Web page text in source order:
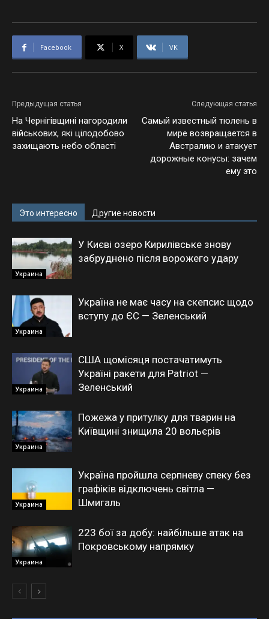
Facebook X VK
Предыдущая статья
На Чернігівщині нагородили
військових, які цілодобово
захищають небо області
Следующая статья
Самый известный тюлень в
мире возвращается в
Австралию и атакует
дорожные конусы: зачем
ему это
Это интересно Другие новости
Украина
У Києві озеро Кирилівське знову
забруднено після ворожего удару
Украина
Україна не має часу на скепсис щодо
вступу до ЄС — Зеленський
Украина
США щомісяця постачатимуть
Україні ракети для Patriot —
Зеленський
Украина
Пожежа у притулку для тварин на
Київщині знищила 20 вольєрів
Украина
Україна пройшла серпневу спеку без
графіків відключень світла —
Шмигаль
Украина
223 бої за добу: найбільше атак на
Покровському напрямку